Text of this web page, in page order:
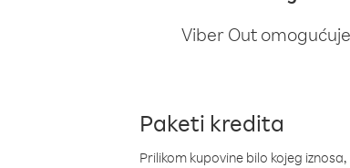
Viber Out
Paketi kredita
Prilikom kupovine bilo kojeg